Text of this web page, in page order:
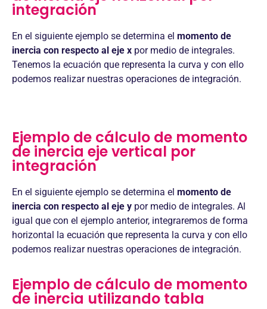
integración
En el siguiente ejemplo se determina el momento de
inercia con respecto al eje x por medio de integrales.
Tenemos la ecuación que representa la curva y con ello
podemos realizar nuestras operaciones de integración.
Ejemplo de cálculo de momento
de inercia eje vertical por
integración
En el siguiente ejemplo se determina el momento de
inercia con respecto al eje y por medio de integrales. Al
igual que con el ejemplo anterior, integraremos de forma
horizontal la ecuación que representa la curva y con ello
podemos realizar nuestras operaciones de integración.
Ejemplo de cálculo de momento
de inercia utilizando tabla